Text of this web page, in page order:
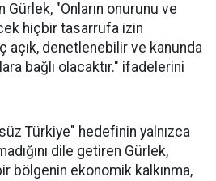
"Onların onurunu ve
hiçbir tasarrufa izin
açık, denetlenebilir ve kanunda
bağlı olacaktır." ifadelerini
Türkiye" hedefinin yalnızca
dile getiren Gürlek,
bölgenin ekonomik kalkınma,